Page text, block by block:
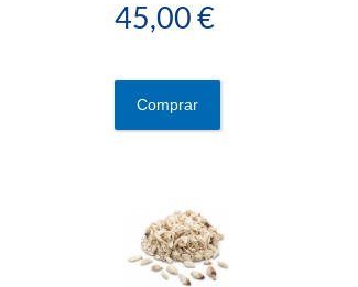
45,00 €
Comprar